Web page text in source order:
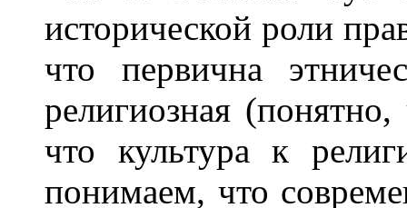
исторической роли
что первична
религиозная
что культура к
понимаем, что